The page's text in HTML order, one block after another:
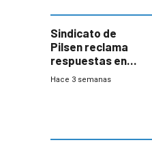
Sindicato de
Pilsen reclama
respuestas en
medio de
Hace 3 semanas